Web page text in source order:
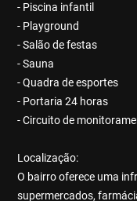
- Piscina infantil
- Playground
- Salão de festas
- Sauna
- Quadra de esportes
- Portaria 24 horas
- Circuito de
Localização:
O bairro oferece uma
supermercados,